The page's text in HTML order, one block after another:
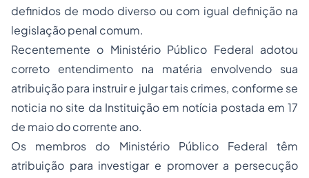
definidos de modo diverso ou com igual definição na
legislação penal comum.
Recentemente o Ministério Público Federal adotou
correto entendimento na matéria envolvendo sua
atribuição para instruir e julgar tais crimes, conforme se
noticia no site da Instituição em notícia postada em 17
de maio do corrente ano.
Os membros do Ministério Público Federal têm
atribuição para investigar e promover a persecução